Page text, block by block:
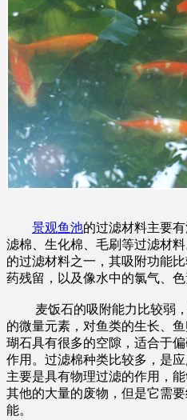
景观鱼池的过滤材料主要
滤棉、生化棉、毛刷等过滤材
的过滤材料之一，其吸附功能
药残留，以及像水中的氯气、色
麦饭石的吸附能力比较弱，
的微量元素，对鱼类的生长、
瑚石具有很多的空隙，适合于
作用。过滤棉种类比较多，是
主要是具有物理过滤的作用，
其他的大量的废物，但是它需
能。